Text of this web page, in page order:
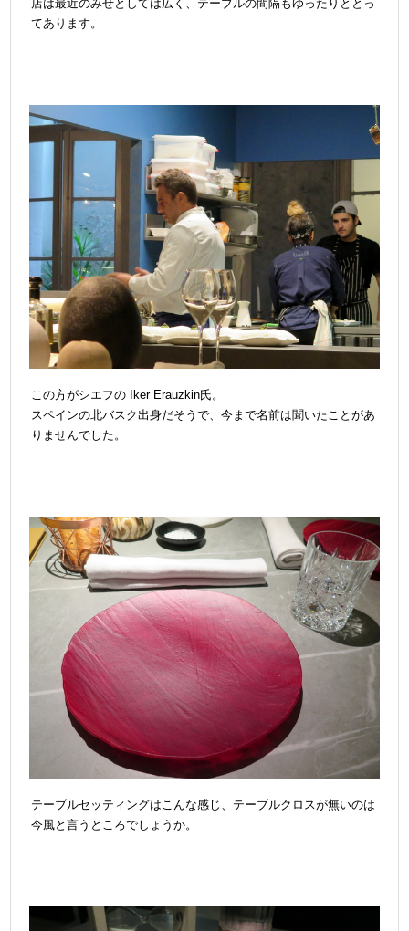
店は最近のみせとしては広く、テーブルの間隔もゆったりととっ
てあります。
この方がシエフの Iker Erauzkin氏。
スペインの北バスク出身だそうで、今まで名前は聞いたことがあ
りませんでした。
テーブルセッティングはこんな感じ、テーブルクロスが無いのは
今風と言うところでしょうか。